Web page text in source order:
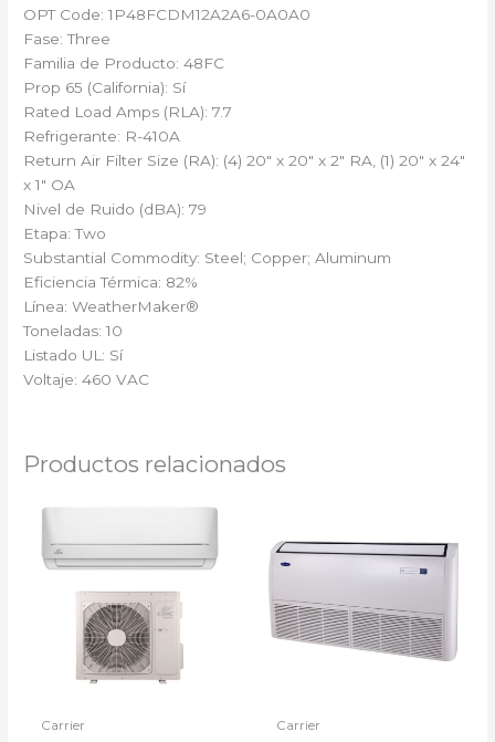
OPT Code: 1P48FCDM12A2A6-0A0A0
Fase: Three
Familia de Producto: 48FC
Prop 65 (California): Sí
Rated Load Amps (RLA): 7.7
Refrigerante: R-410A
Return Air Filter Size (RA): (4) 20″ x 20″ x 2″ RA, (1) 20″ x 24″
x 1″ OA
Nivel de Ruido (dBA): 79
Etapa: Two
Substantial Commodity: Steel; Copper; Aluminum
Eficiencia Térmica: 82%
Línea: WeatherMaker®
Toneladas: 10
Listado UL: Sí
Voltaje: 460 VAC
Productos relacionados
Carrier Carrier